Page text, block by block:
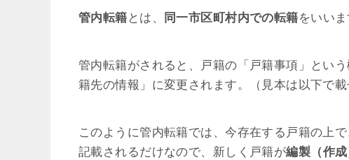
管内転籍 とは、 同一市区町村内での転籍をいいま
管内転籍がされると、戸籍の「戸籍事項」とい
籍先の情報」に変更されます。（見本は以下で載
このように管内転籍では、今存在する戸籍の上
記載されるだけなので、新しく戸籍が編製（作成